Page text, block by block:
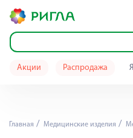
Акции Распродажа
Главная Медицинские изделия